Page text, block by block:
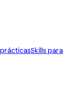
Skills para